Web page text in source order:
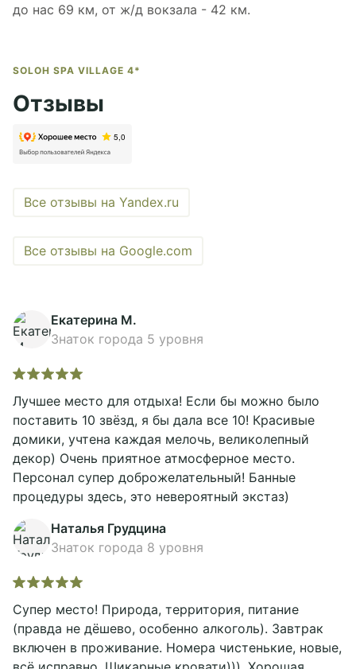
до нас 69 км, от ж/д вокзала - 42 км.
SOLOH SPA VILLAGE 4*
Отзывы
Все отзывы на Yandex.ru
Все отзывы на Google.com
Екатерина М.
Знаток города 5 уровня
Лучшее место для отдыха! Если бы можно было
поставить 10 звёзд, я бы дала все 10! Красивые
домики, учтена каждая мелочь, великолепный
декор) Очень приятное атмосферное место.
Персонал супер доброжелательный! Банные
процедуры здесь, это невероятный экстаз)
Наталья Грудцина
Знаток города 8 уровня
Супер место! Природа, территория, питание
(правда не дёшево, особенно алкоголь). Завтрак
включен в проживание. Номера чистенькие, новые,